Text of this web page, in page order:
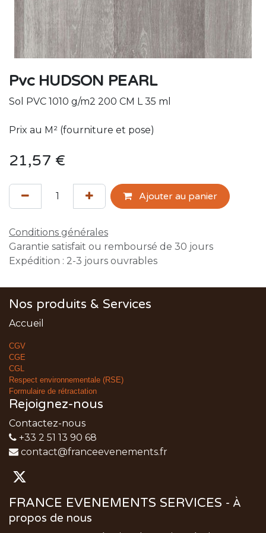
Pvc HUDSON PEARL
Sol PVC 1010 g/m2 200 CM L 35 ml
Prix au M² (fourniture et pose)
21,57 €
Ajouter au panier
Conditions générales
Garantie satisfait ou remboursé de 30 jours
Expédition : 2-3 jours ouvrables
Nos produits & Services
Accueil
CGV
CGE
CGL
Respect environnementale (RSE)
Formulaire de rétractation
Rejoignez-nous
Contactez-nous
+33 2 51 13 90 68
contact@franceevenements.fr
FRANCE EVENEMENTS SERVICES - À
propos de nous